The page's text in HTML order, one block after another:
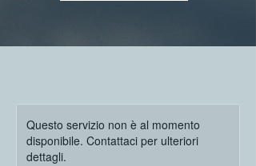
Questo servizio non è al momento
disponibile. Contattaci per ulteriori
dettagli.